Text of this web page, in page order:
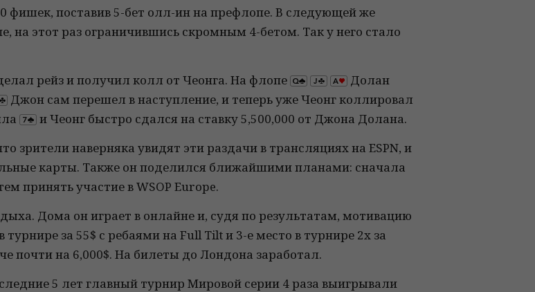
фишек, поставив 5-бет олл-ин на префлопе. В следующей же
на этот раз ограничившись скромным 4-бетом. Так у него стало
рейз и получил колл от Чеонга. На флопе
Долан
Джон сам перешел в наступление, и теперь уже Чеонг коллировал
и Чеонг быстро сдался на ставку 5,500,000 от Джона Долана.
зрители наверняка увидят эти раздачи в трансляциях на ESPN, и
карты. Также он поделился ближайшими планами: сначала
принять участие в WSOP Europe.
Дома он играет в онлайне и, судя по результатам, мотивацию
турнире за 55$ с ребаями на Full Tilt и 3-е место в турнире 2x за
почти на 6,000$. На билеты до Лондона заработал.
5 лет главный турнир Мировой серии 4 раза выигрывали